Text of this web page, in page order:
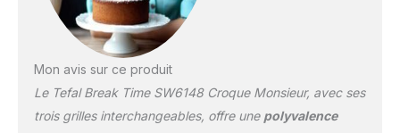
Mon avis sur ce produit
Le Tefal Break Time SW6148 Croque Monsieur, avec ses
trois grilles interchangeables, offre une polyvalence